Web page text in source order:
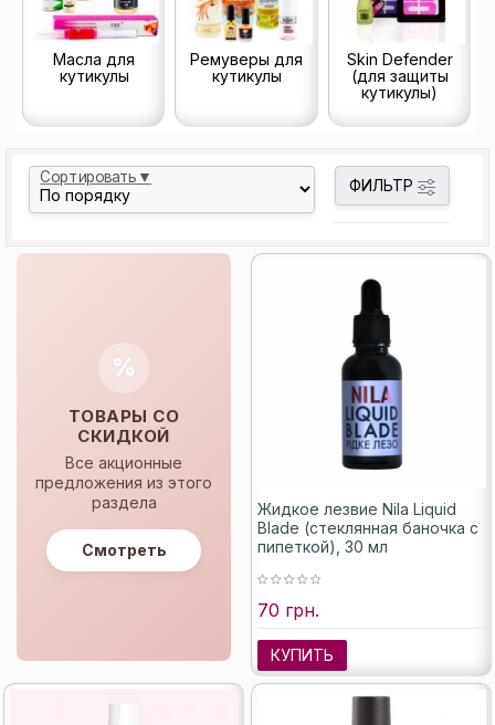
Масла для
кутикулы
Ремуверы для
кутикулы
Skin Defender
(для защиты
кутикулы)
Сортировать▼ ФИЛЬТР
%
ТОВАРЫ СО
СКИДКОЙ
Все акционные
предложения из этого
раздела
Смотреть
Жидкое лезвие Nila Liquid
Blade (стеклянная баночка с
пипеткой), 30 мл
70 грн.
КУПИТЬ